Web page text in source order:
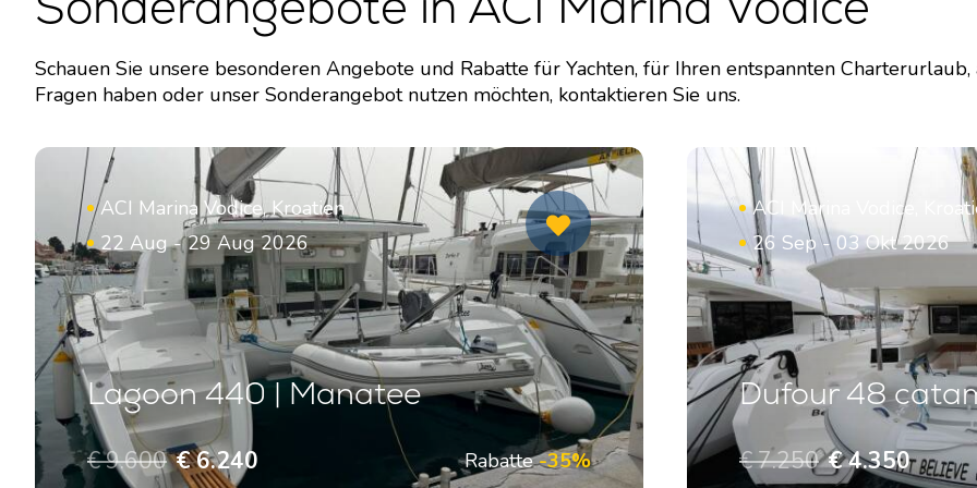
Schauen Sie unsere besonderen Angebote und Rabatte für Yachten, für Ihren entspannten Charterurlaub,
Fragen haben oder unser Sonderangebot nutzen möchten, kontaktieren Sie uns.
ACI Marina Vodice, Kroatien
22 Aug - 29 Aug 2026
Lagoon 440 | Manatee
€ 9.600 € 6.240 Rabatte-35%
ACI Marina Vodice,
26 Sep - 03 Okt 2026
Dufour 48
€ 7.250 € 4.350